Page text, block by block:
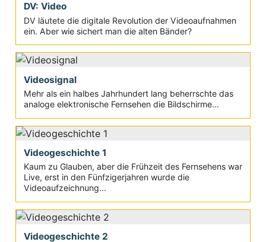
DV: Video
DV läutete die digitale Revolution der Videoaufnahmen
ein. Aber wie sichert man die alten Bänder?
Videosignal
Mehr als ein halbes Jahrhundert lang beherrschte das
analoge elektronische Fernsehen die Bildschirme...
Videogeschichte 1
Kaum zu Glauben, aber die Frühzeit des Fernsehens war
Live, erst in den Fünfzigerjahren wurde die
Videoaufzeichnung...
Videogeschichte 2